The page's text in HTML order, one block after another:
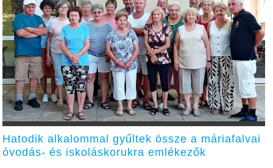
Hatodik alkalommal gyűltek össze a máriafalvai
óvodás- és iskoláskorukra emlékezők